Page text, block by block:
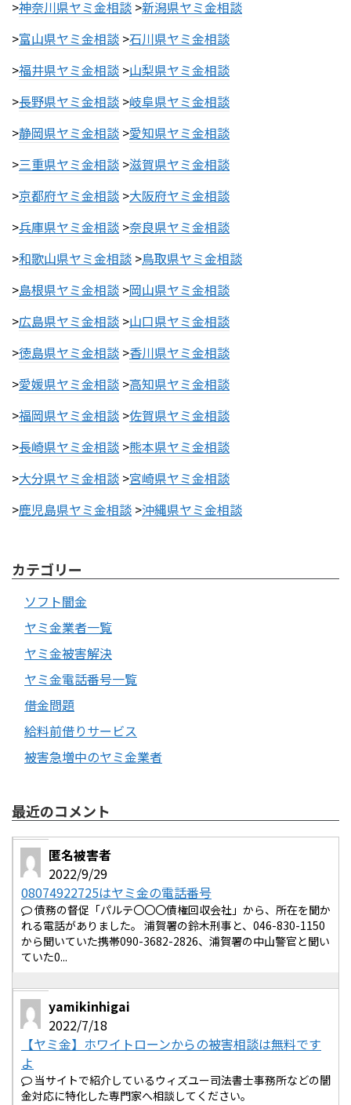
>神奈川県ヤミ金相談 >新潟県ヤミ金相談
>富山県ヤミ金相談 >石川県ヤミ金相談
>福井県ヤミ金相談 >山梨県ヤミ金相談
>長野県ヤミ金相談 >岐阜県ヤミ金相談
>静岡県ヤミ金相談 >愛知県ヤミ金相談
>三重県ヤミ金相談 >滋賀県ヤミ金相談
>京都府ヤミ金相談 >大阪府ヤミ金相談
>兵庫県ヤミ金相談 >奈良県ヤミ金相談
>和歌山県ヤミ金相談 >鳥取県ヤミ金相談
>島根県ヤミ金相談 >岡山県ヤミ金相談
>広島県ヤミ金相談 >山口県ヤミ金相談
>徳島県ヤミ金相談 >香川県ヤミ金相談
>愛媛県ヤミ金相談 >高知県ヤミ金相談
>福岡県ヤミ金相談 >佐賀県ヤミ金相談
>長崎県ヤミ金相談 >熊本県ヤミ金相談
>大分県ヤミ金相談 >宮崎県ヤミ金相談
>鹿児島県ヤミ金相談 >沖縄県ヤミ金相談
カテゴリー
ソフト闇金
ヤミ金業者一覧
ヤミ金被害解決
ヤミ金電話番号一覧
借金問題
給料前借りサービス
被害急増中のヤミ金業者
最近のコメント
匿名被害者
2022/9/29
08074922725はヤミ金の電話番号
債務の督促「パルテ〇〇〇債権回収会社」から、所在を聞か
れる電話がありました。 浦賀署の鈴木刑事と、046-830-1150
から聞いていた携帯090-3682-2826、浦賀署の中山警官と聞い
ていた0...
yamikinhigai
2022/7/18
【ヤミ金】ホワイトローンからの被害相談は無料です
よ
当サイトで紹介しているウィズユー司法書士事務所などの闇
金対応に特化した専門家へ相談してください。